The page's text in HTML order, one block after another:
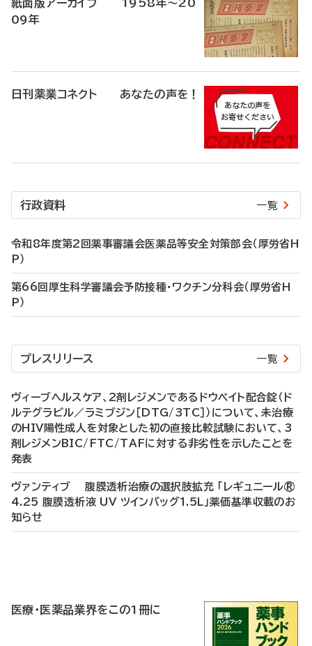
紙面版アーカイブ 1958年～20
09年
日刊薬業コネクト あなたの声を！
行政資料 一覧
令和8年度第2回薬事審議会医薬品等安全対策部会（厚労省H
P）
第66回厚生科学審議会予防接種・ワクチン分科会（厚労省H
P）
プレスリリース 一覧
ヴィーブヘルスケア、2剤レジメンであるドウベイト配合錠（ド
ルテグラビル／ラミブジン［DTG/3TC］）について、未治療
のHIV陽性成人を対象とした初の直接比較試験において、3
剤レジメンBIC/FTC/TAFに対する非劣性を示したことを
発表
ヴァンティブ 腹膜透析治療の選択肢拡充 「レギュニール®
4.25 腹膜透析液 UV ツインバッグ1.5L」薬価基準収載のお
知らせ
医療・医薬品業界をこの1冊に